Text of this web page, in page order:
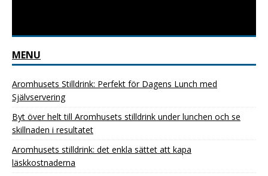
MENU
Aromhusets Stilldrink: Perfekt för Dagens Lunch med
Självservering
Byt över helt till Aromhusets stilldrink under lunchen och se
skillnaden i resultatet
Aromhusets stilldrink: det enkla sättet att kapa
läskkostnaderna